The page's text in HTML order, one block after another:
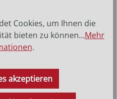
Cookies, um Ihnen die
bieten zu können...Mehr
.
akzeptieren